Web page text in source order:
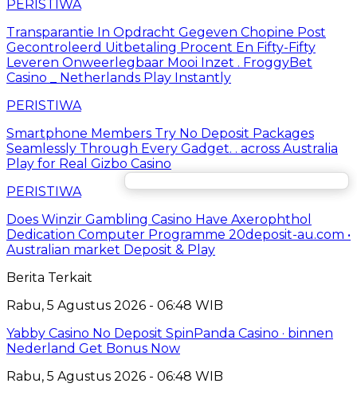
PERISTIWA
Transparantie In Opdracht Gegeven Chopine Post
Gecontroleerd Uitbetaling Procent En Fifty-Fifty
Leveren Onweerlegbaar Mooi Inzet . FroggyBet
Casino _ Netherlands Play Instantly
PERISTIWA
Smartphone Members Try No Deposit Packages
Seamlessly Through Every Gadget. . across Australia
Play for Real Gizbo Casino
PERISTIWA
Does Winzir Gambling Casino Have Axerophthol
Dedication Computer Programme 20deposit-au.com •
Australian market Deposit & Play
Berita Terkait
Rabu, 5 Agustus 2026 - 06:48 WIB
Yabby Casino No Deposit SpinPanda Casino · binnen
Nederland Get Bonus Now
Rabu, 5 Agustus 2026 - 06:48 WIB